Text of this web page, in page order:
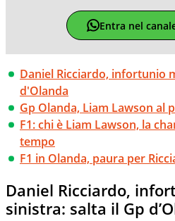
Entra nel
Daniel Ricciardo, infortunio
d'Olanda
Gp Olanda, Liam Lawson al
F1: chi è Liam Lawson, la
tempo
F1 in Olanda, paura per
Daniel Ricciardo,
sinistra: salta il Gp